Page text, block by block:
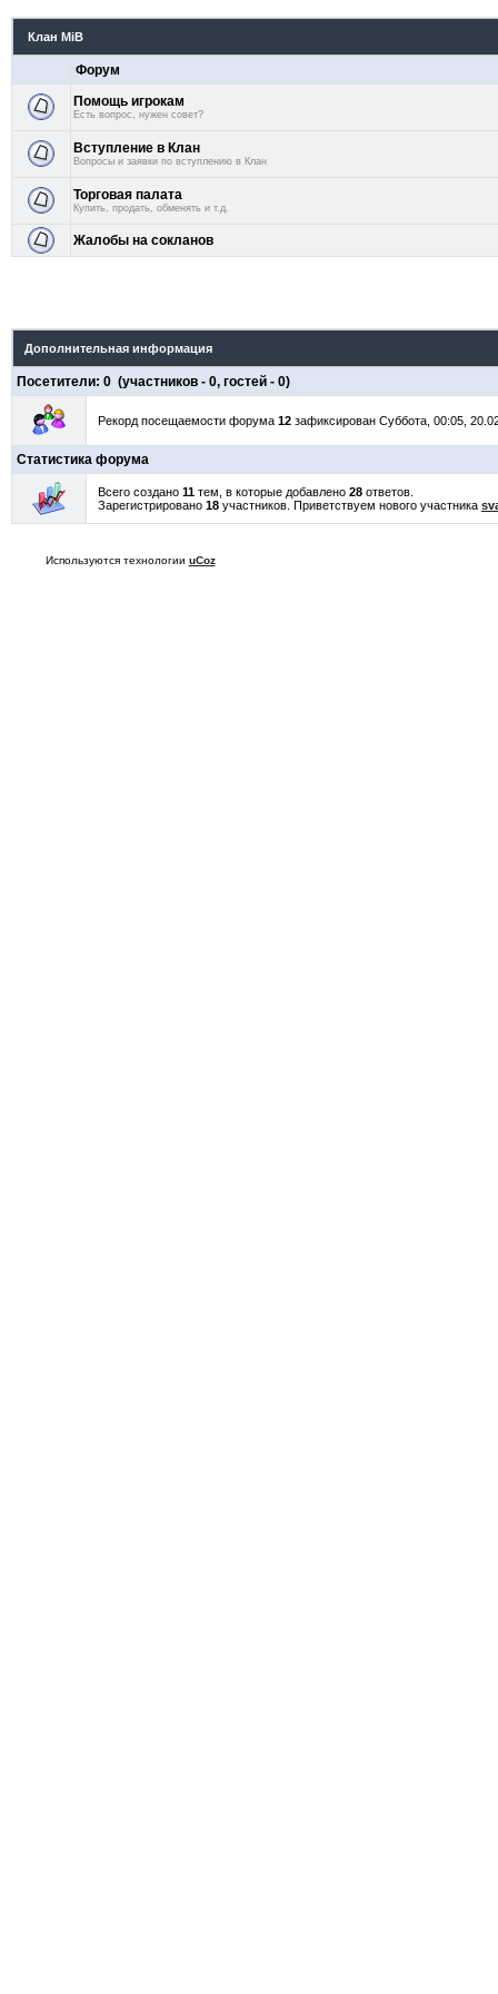
Клан MiB
Форум
Помощь игрокам
Есть вопрос, нужен совет?
Вступление в Клан
Вопросы и заявки по вступлению в Клан
Торговая палата
Купить, продать, обменять и т.д.
Жалобы на сокланов
Дополнительная информация
Посетители: 0(участников - 0, гостей - 0)
Рекорд посещаемости форума 12зафиксирован Суббота, 00:05,
Статистика форума
Всего создано 11тем, в которые добавлено 28ответов.
Зарегистрировано 18участников. Приветствуем нового участника
Используются технологии uCoz